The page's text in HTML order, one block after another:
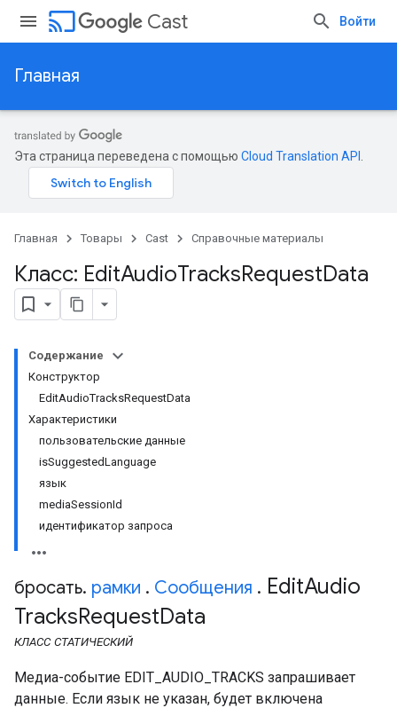
cast Cast Войти
Главная
Эта страница переведена с помощью Cloud Translation API
Главная Товары Cast Справочные материалы
Класс: EditAudioTracksRequestData
Содержание
Конструктор
EditAudioTracksRequestData
Характеристики
пользовательские данные
isSuggestedLanguage
язык
mediaSessionId
идентификатор запроса
бросать. рамки . Сообщения . EditAudio
TracksRequestData
КЛАСС СТАТИЧЕСКИЙ
Медиа-событие EDIT_AUDIO_TRACKS запрашивает
данные. Если язык не указан, будет включена